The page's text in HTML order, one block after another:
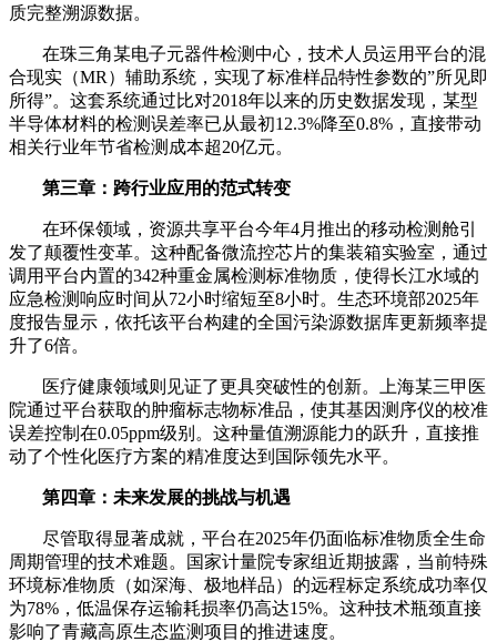
质完整溯源数据。
在珠三角某电子元器件检测中心，技术人员运用平台的混
合现实（MR）辅助系统，实现了标准样品特性参数的”所见即
所得”。这套系统通过比对2018年以来的历史数据发现，某型
半导体材料的检测误差率已从最初12.3%降至0.8%，直接带动
相关行业年节省检测成本超20亿元。
第三章：跨行业应用的范式转变
在环保领域，资源共享平台今年4月推出的移动检测舱引
发了颠覆性变革。这种配备微流控芯片的集装箱实验室，通过
调用平台内置的342种重金属检测标准物质，使得长江水域的
应急检测响应时间从72小时缩短至8小时。生态环境部2025年
度报告显示，依托该平台构建的全国污染源数据库更新频率提
升了6倍。
医疗健康领域则见证了更具突破性的创新。上海某三甲医
院通过平台获取的肿瘤标志物标准品，使其基因测序仪的校准
误差控制在0.05ppm级别。这种量值溯源能力的跃升，直接推
动了个性化医疗方案的精准度达到国际领先水平。
第四章：未来发展的挑战与机遇
尽管取得显著成就，平台在2025年仍面临标准物质全生命
周期管理的技术难题。国家计量院专家组近期披露，当前特殊
环境标准物质（如深海、极地样品）的远程标定系统成功率仅
为78%，低温保存运输耗损率仍高达15%。这种技术瓶颈直接
影响了青藏高原生态监测项目的推进速度。